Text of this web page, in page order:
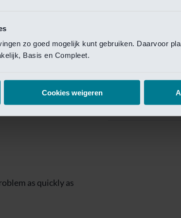
zo goed mogelijk kunt gebruiken. Daarvoor
Basis en Compleet.
Cookies weigeren
Van Lanschot
krijgen.
is
as quickly as